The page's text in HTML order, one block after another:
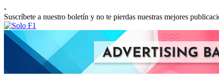
Saltar
al
contenido
-
Suscríbete a nuestro boletín y no te pierdas nuestras mejores
Para
Amantes
F1